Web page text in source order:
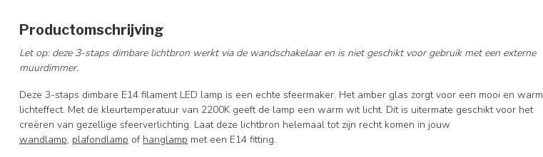
Productomschrijving
Let op: deze 3-staps dimbare lichtbron werkt via de wandschakelaar en is niet geschikt voor gebruik met een externe
muurdimmer.
Deze 3-staps dimbare E14 filament LED lamp is een echte sfeermaker. Het amber glas zorgt voor een mooi en warm
lichteffect. Met de kleurtemperatuur van 2200K geeft de lamp een warm wit licht. Dit is uitermate geschikt voor het
creëren van gezellige sfeerverlichting. Laat deze lichtbron helemaal tot zijn recht komen in jouw
wandlamp, plafondlamp of hanglamp met een E14 fitting.